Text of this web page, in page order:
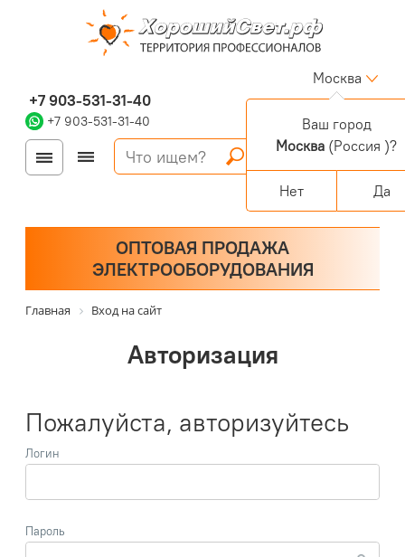
+7 903-531-31-40
+7 903-531-31-40
Москва
Войти
Регистрация
Корзина
0 позиций
Персональный раздел
ОПТОВАЯ ПРОДАЖА
ЭЛЕКТРООБОРУДОВАНИЯ
Главная Вход на сайт
Авторизация
Пожалуйста, авторизуйтесь
Логин
Пароль
Ваш город
Москва (Россия )?
Нет Да